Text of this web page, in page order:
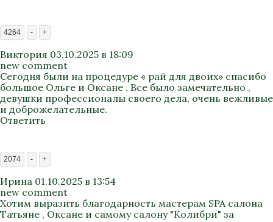
4264 - +
Виктория 03.10.2025 в 18:09
new comment
Сегодня были на процедуре « рай для двоих» спасибо
большое Ольге и Оксане . Все было замечательно ,
девушки профессионалы своего дела, очень вежливые
и доброжелательные.
Ответить
2074 - +
Ирина 01.10.2025 в 13:54
new comment
Хотим выразить благодарность мастерам SPA салона
Татьяне , Оксане и самому салону "Колибри" за